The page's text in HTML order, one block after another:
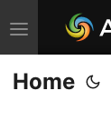
G
e
z
Home